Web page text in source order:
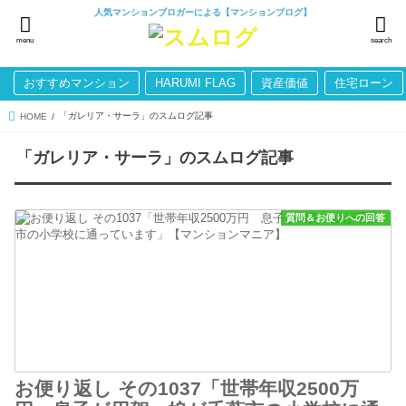
人気マンションブロガーによる【マンションブログ】
search
menu
おすすめマンション HARUMI FLAG 資産価値 住宅ローン
HOME 「ガレリア・サーラ」のスムログ記事
「ガレリア・サーラ」のスムログ記事
質問＆お便りへの回答
お便り返し その1037「世帯年収2500万